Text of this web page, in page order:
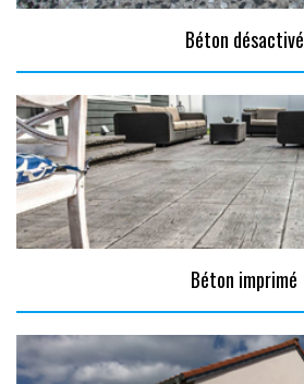
Béton désactivé
Béton imprimé